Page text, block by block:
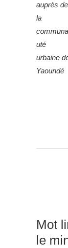
auprès de
la
communa
uté
urbaine
Yaoundé
Mot
le